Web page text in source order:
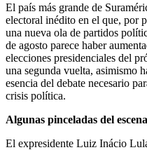
El país más grande de
electoral inédito en el que, por
una nueva ola de partidos
de agosto parece haber
elecciones presidenciales del
una segunda vuelta, asimismo
esencia del debate necesario
crisis política.
Algunas pinceladas del
El expresidente Luiz Inácio